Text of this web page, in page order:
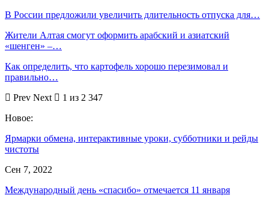
В России предложили увеличить длительность отпуска для…
Жители Алтая смогут оформить арабский и азиатский
«шенген» –…
Как определить, что картофель хорошо перезимовал и
правильно…
Prev Next
1 из 2 347
Новое:
Ярмарки обмена, интерактивные уроки, субботники и рейды
чистоты
Сен 7, 2022
Международный день «спасибо» отмечается 11 января